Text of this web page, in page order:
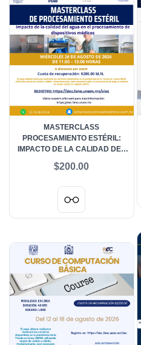
MASTERCLASS
PROCESAMIENTO ESTÉRIL:
IMPACTO DE LA CALIDAD DEL
DE DISPOSITIVOS MÉDICOS
$200.00